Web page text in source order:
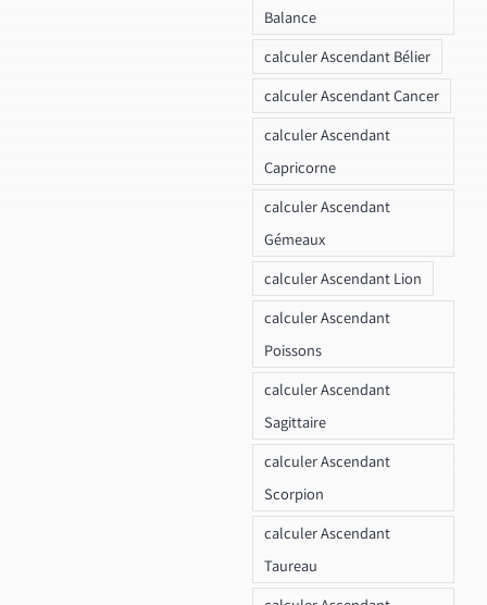
Balance
calculer Ascendant Bélier
calculer Ascendant Cancer
calculer Ascendant
Capricorne
calculer Ascendant
Gémeaux
calculer Ascendant Lion
calculer Ascendant
Poissons
calculer Ascendant
Sagittaire
calculer Ascendant
Scorpion
calculer Ascendant
Taureau